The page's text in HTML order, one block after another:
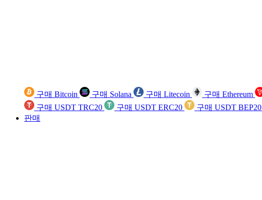
구매 Bitcoin 구매 Solana 구매 Litecoin 구매 Ethereum
구매 USDT TRC20
구매 USDT ERC20 구매 USDT BEP20
판매